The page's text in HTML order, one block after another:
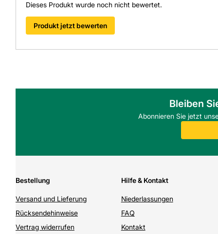
Dieses Produkt wurde noch nicht bewertet.
Produkt jetzt bewerten
Bleiben
Abonnieren Sie jetzt
Bestellung
Versand und Lieferung
Rücksendehinweise
Vertrag widerrufen
Hilfe & Kontakt
Niederlassungen
FAQ
Kontakt